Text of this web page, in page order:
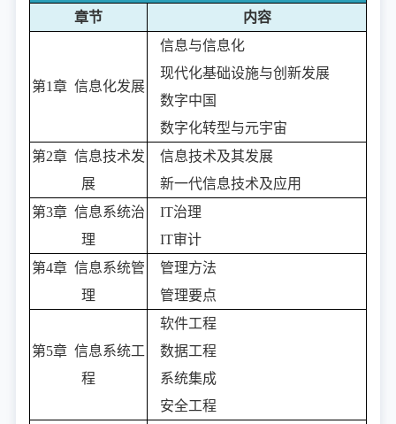
章节
内容
第1章 信息化发展
信息与信息化
现代化基础设施与创新发展
数字中国
数字化转型与元宇宙
第2章 信息技术发
展
信息技术及其发展
新一代信息技术及应用
第3章 信息系统治
理
IT治理
IT审计
第4章 信息系统管
理
管理方法
管理要点
第5章 信息系统工
程
软件工程
数据工程
系统集成
安全工程